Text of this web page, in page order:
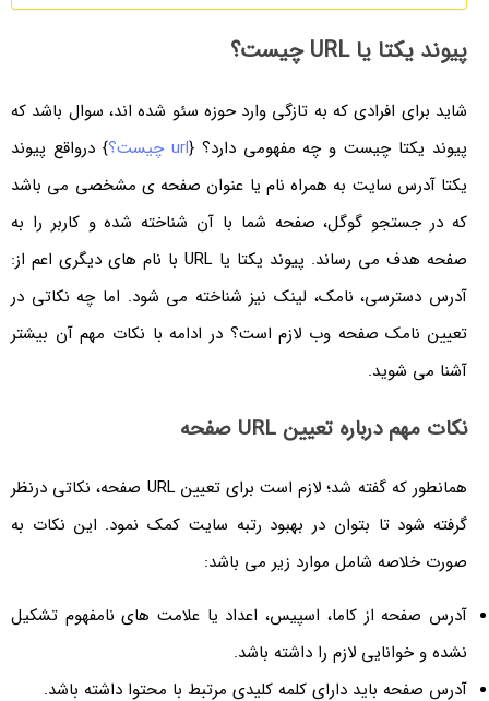
پیوند یکتا یا URL چیست؟
شاید برای افرادی که به تازگی وارد حوزه سئو شده اند، سوال باشد که
پیوند یکتا چیست و چه مفهومی دارد؟ { url چیست؟
} درواقع پیوند
یکتا آدرس سایت به همراه نام یا عنوان صفحه ی مشخصی می باشد
که در جستجو گوگل، صفحه شما با آن شناخته شده و کاربر را به
صفحه هدف می رساند. پیوند یکتا یا URL با نام های دیگری اعم از:
آدرس دسترسی، نامک، لینک نیز شناخته می شود. اما چه نکاتی در
تعیین نامک صفحه وب لازم است؟ در ادامه با نکات مهم آن بیشتر
آشنا می شوید.
نکات مهم درباره تعیین URL صفحه
همانطور که گفته شد؛ لازم است برای تعیین URL صفحه، نکاتی درنظر
گرفته شود تا بتوان در بهبود رتبه سایت کمک نمود. این نکات به
صورت خلاصه شامل موارد زیر می باشد:
آدرس صفحه از کاما، اسپیس، اعداد یا علامت های نامفهوم تشکیل
نشده و خوانایی لازم را داشته باشد.
آدرس صفحه باید دارای کلمه کلیدی مرتبط با محتوا داشته باشد.